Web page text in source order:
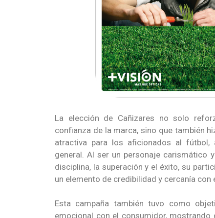
La elección de Cañizares no solo
confianza de la marca, sino que también
atractiva para los aficionados al
general. Al ser un personaje carismático
disciplina, la superación y el éxito, su
un elemento de credibilidad y cercanía con
Esta campaña también tuvo como
emocional con el consumidor,